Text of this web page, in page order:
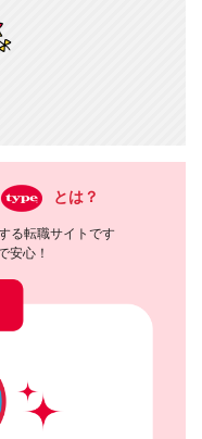
とは？
る転職サイトです
安心！